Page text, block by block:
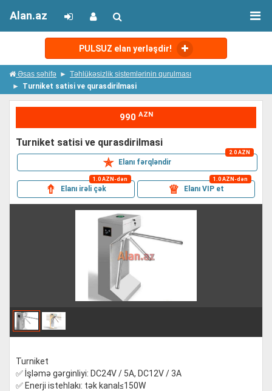
PULSUZ elan yerləşdir!
Alan.az
Əsas səhifə
Təhlükəsizlik sistemlərinin qurulması
Turniket satisi ve qurasdirilmasi
990 AZN
turniket satisi ve qurasdirilmasi
✯ Elanı fərqləndir
2.0 AZN
⇮ Elanı irəli çək
1.0 AZN-dən
♕ Elanı VIP et
1.0 AZN-dən
Turniket
✅ İşləmə gərginliyi: DC24V / 5A, DC12V / 3A
✅ Enerji istehlakı: tək kanal≤150W